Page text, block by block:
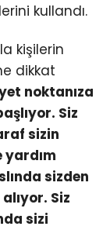
kullandı.
kişilerin
dikkat
noktanıza
Siz
sizin
sizden
Siz
sizi